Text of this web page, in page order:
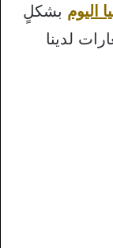
اليوم بشكلٍ
لدينا